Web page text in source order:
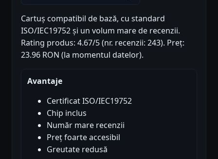
Cartuș compatibil de bază, cu standard
ISO/IEC19752 și un volum mare de recenzii.
Rating produs: 4.67/5 (nr. recenzii: 243). Preț:
23.96 RON (la momentul datelor).
Avantaje
Certificat ISO/IEC19752
Chip inclus
Număr mare recenzii
Preț foarte accesibil
Greutate redusă